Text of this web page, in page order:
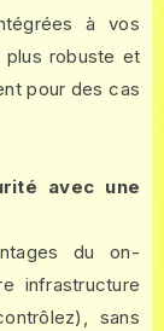
à vos
plus robuste et
pour des cas
avec une
du on-
infrastructure
sans